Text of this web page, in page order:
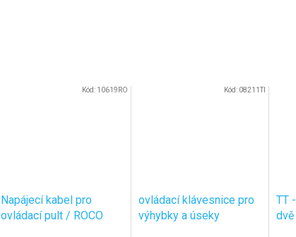
Napájecí kabel pro
ovládací pult / ROCO
Kód: 10619RO
ovládací klávesnice pro
výhybky a úseky
Kód: 08211TI
TT